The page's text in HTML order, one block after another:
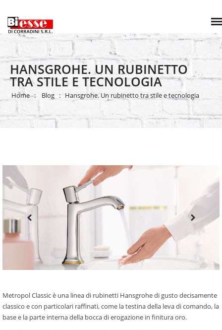
HANSGROHE. UN RUBINETTO
TRA STILE E TECNOLOGIA
Home Blog Hansgrohe. Un rubinetto tra stile e tecnologia
Metropol Classic è una linea di rubinetti Hansgrohe di gusto decisamente
classico e con particolari raffinati, come la testina della leva di comando, la
base e la parte interna della bocca di erogazione in finitura oro.